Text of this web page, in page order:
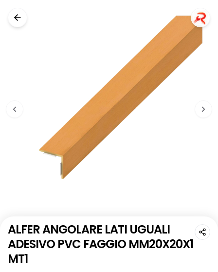
ALFER ANGOLARE LATI UGUALI
ADESIVO PVC FAGGIO MM20X20X1
MT1